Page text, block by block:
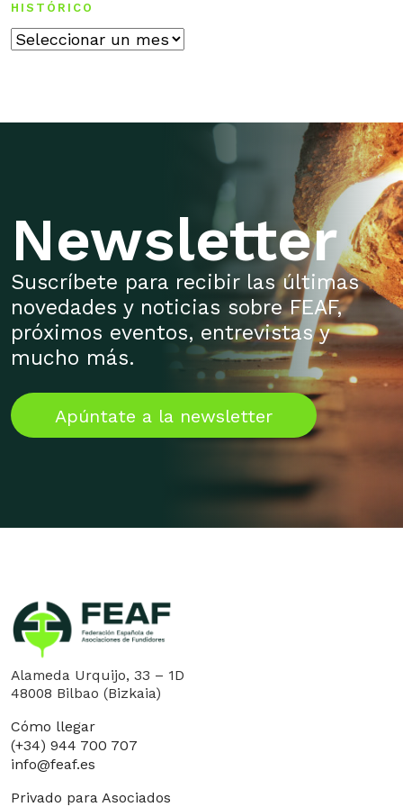
HISTÓRICO
Histórico
Newsletter
Suscríbete para recibir las últimas
novedades y noticias sobre FEAF,
próximos eventos, entrevistas y
mucho más.
Apúntate a la newsletter
Alameda Urquijo, 33 – 1D
48008 Bilbao (Bizkaia)
Cómo llegar
(+34) 944 700 707
info@feaf.es
Privado para Asociados